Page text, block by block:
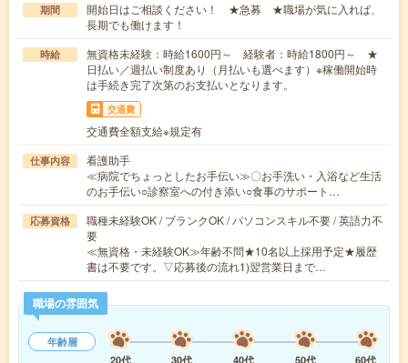
期間
開始日はご相談ください！ ★急募 ★職場が気に入れば、
長期でも働けます！
時給
無資格未経験：時給1600円～ 経験者：時給1800円～ ★
日払い／週払い制度あり（月払いも選べます）※稼働開始時
は手続き完了次第のお支払いとなります。
交通費
交通費全額支給※規定有
仕事内容
看護助手
≪病院でちょっとしたお手伝い≫〇お手洗い・入浴など生活
のお手伝い○診察室への付き添い○食事のサポート…
応募資格
職種未経験OK / ブランクOK / パソコンスキル不要 / 英語力不
要
≪無資格・未経験OK≫年齢不問★10名以上採用予定★履歴
書は不要です。▽応募後の流れ1)翌営業日まで…
職場の雰囲気
年齢層
20代
30代 40代 50代
60代